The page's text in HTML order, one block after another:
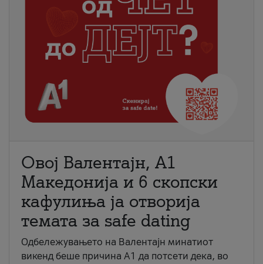
Овој Валентајн, A1
Македонија и 6 скопски
кафулиња ја отворија
темата за safe dating
Одбележувањето на Валентајн минатиот
викенд беше причина А1 да потсети дека, во